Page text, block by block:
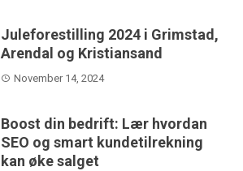
Juleforestilling 2024 i Grimstad,
Arendal og Kristiansand
November 14, 2024
Boost din bedrift: Lær hvordan
SEO og smart kundetilrekning
kan øke salget